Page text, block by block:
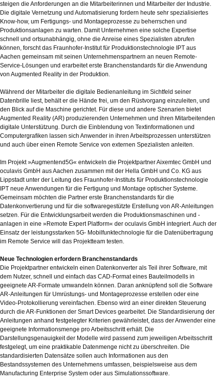
steigen die Anforderungen an die Mitarbeiterinnen und Mitarbeiter der Industrie.
Die digitale Vernetzung und Automatisierung fordern heute sehr spezialisiertes
Know-how, um Fertigungs- und Montageprozesse zu beherrschen und
Produktionsanlagen zu warten. Damit Unternehmen eine solche Expertise
schnell und ortsunabhängig, ohne die Anreise eines Spezialisten abrufen
können, forscht das Fraunhofer-Institut für Produktionstechnologie IPT aus
Aachen gemeinsam mit seinen Unternehmenspartnern an neuen Remote-
Service-Lösungen und erarbeitet erste Branchenstandards für die Anwendung
von Augmented Reality in der Produktion.
Während der Mitarbeiter die digitale Bedienanleitung im Sichtfeld seiner
Datenbrille liest, behält er die Hände frei, um den Rüstvorgang einzuleiten, und
den Blick auf die Maschine gerichtet. Für diese und andere Szenarien bietet
Augmented Reality (AR) produzierenden Unternehmen und ihren Mitarbeitenden
digitale Unterstützung. Durch die Einblendung von Textinformationen und
Computergrafiken lassen sich Anwender in ihren Arbeitsprozessen unterstützen
und auch über einen Remote Service von externen Spezialisten anleiten.
Im Projekt »Augmentend5G« entwickeln die Projektpartner Aixemtec GmbH und
oculavis GmbH aus Aachen zusammen mit der Hella GmbH und Co. KG aus
Lippstadt unter der Leitung des Fraunhofer-Instituts für Produktionstechnologie
IPT neue Anwendungen für die Fertigung und Montage optischer Systeme.
Gemeinsam möchten die Partner erste Branchenstandards für die
Datenkonvertierung und für die softwaregestützte Erstellung von AR-Anleitungen
setzen. Für die Entwicklungsarbeit werden die Produktionsmaschinen und -
anlagen in eine »Remote Expert Platform« der oculavis GmbH integriert. Auch der
Einsatz der leistungsstarken 5G- Mobilfunktechnologie für die Datenübertragung
im Remote Service will das Projektteam testen.
Neue Technologien erfordern Branchenstandards
Die Projektpartner entwickeln einen Datenkonverter als Teil ihrer Software, mit
dem Nutzer, schnell und einfach das CAD-Format eines Bauteilmodells in
geeignete AR-Formate umwandeln können. Daran anknüpfend soll die Software
AR-Anleitungen für Umrüstungs- und Montageprozesse erstellen oder eine
Video-Protokollierung vereinfachen. Ebenso wird an einer direkten Steuerung
durch die AR-Funktionen der Smart Devices gearbeitet. Die Standardisierung der
Anleitungen anhand festgelegter Kriterien gewährleistet, dass der Anwender eine
geeignete Informationsmenge pro Arbeitsschritt erhält. Die
Darstellungsgenauigkeit der Modelle wird passend zum jeweiligen Arbeitsschritt
festgelegt, um eine praktikable Datenmenge nicht zu überschreiten. Die
standardisierten Datensätze sollen auch Informationen aus den
Bestandssystemen des Unternehmens umfassen, beispielsweise aus dem
Manufacturing Enterprise System oder aus Simulationssoftware.